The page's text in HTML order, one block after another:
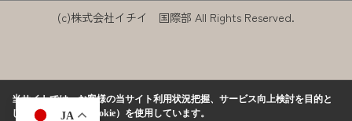
JA
(c)株式会社イチイ 国際部 All Rights Reserved.
当サイトでは、お客様の当サイト利用状況把握、サービス向上検討を目的と
して、クッキー（Cookie）を使用しています。